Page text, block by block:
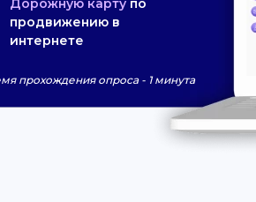
Дорожную карту по
продвижению в
интернете
прохождения опроса - 1 минута